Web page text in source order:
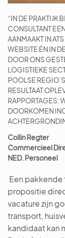
“IN DE PRAKTIJK
CONSULTANT
AANMAAKT IN
WEBSITE ÉN IN
DOOR ONS
LOGISTIEKE
POOLSE
RESULTAAT
RAPPORTAGES:
DOORKOMEN
Collin Regter
Commercieel
NED. Personeel
Een
propositie
vacature zijn
transport,
kandidaat kan